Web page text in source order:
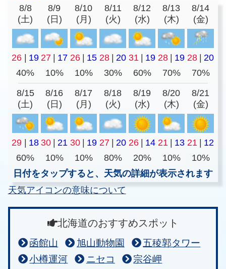
8/8
(土)
8/9
(日)
8/10
(月)
8/11
(火)
8/12
(水)
8/13
(木)
8/14
(金)
26 19 27 17 26 15 28 20 31 19 28 19 28
20
40%
10% 10% 30% 60% 70% 70%
8/15
(土)
8/16
(日)
8/17
(月)
8/18
(火)
8/19
(水)
8/20
(木)
8/21
(金)
29 18 30 21 30 19 27 20 26 14 21 13 21
12
60%
10% 10% 80% 20% 10%
10%
日付をタップすると、天気の詳細が表示されます
天気アイコンの意味について
北海道のおすすめスポット
函館山 旭山動物園
五稜郭タワー
小樽運河
ニセコ
宗谷岬